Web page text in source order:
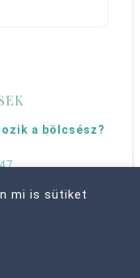
a bölcsész?
05-
mi is sütiket